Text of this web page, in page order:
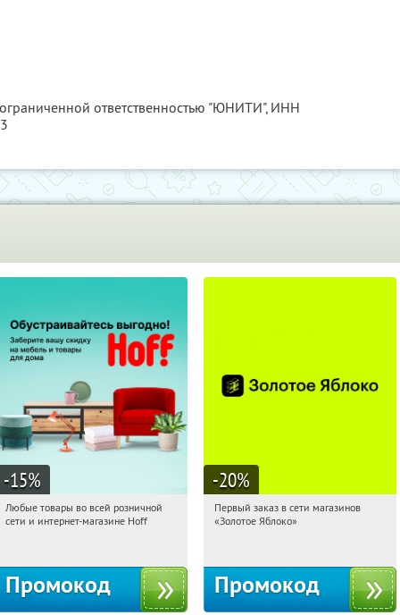
ответственностью "ЮНИТИ", ИНН
-15%
23:15:22 Получили:
Любые товары во всей розничной
сети и интернет-магазине Hoff
Промокод
-20%
23:15:22
Получи первым!
Первый заказ в сети магазинов
«Золотое Яблоко»
Промокод